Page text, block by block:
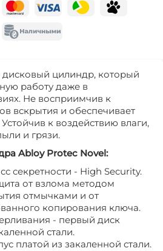
цилиндр, который
работу даже в
Не восприимчив к
вскрытия и обеспечивает
к воздействию влаги,
и грязи.
Abloy Protec Novel:
секретности - High Security.
от взлома методом
отмычками и от
копирования ключа.
- первый диск
стали.
платой из закаленной стали.